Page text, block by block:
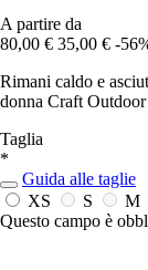
A partire da
80,00 € 35,00 € -
Rimani caldo e
donna Craft
Taglia
*
Guida alle taglie
XS
S
M
Questo campo è